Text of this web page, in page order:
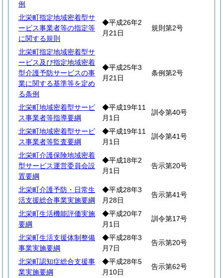
例
北栄町指定地域密着型サ
ービス事業者等の指定等
に関する規則
◆平成26年2
月21日
規則第2号
北栄町指定地域密着型サ
ービス及び指定地域密着
型介護予防サービスの事
業に関する基準等を定め
る条例
◆平成25年3
月21日
条例第2号
北栄町地域密着型サービ
ス事業者等指導要綱
◆平成19年11
月1日
訓令第40号
北栄町地域密着型サービ
ス事業者等監査要綱
◆平成19年11
月1日
訓令第41号
北栄町介護保険地域密着
型サービス運営委員会設
置要綱
◆平成18年2
月1日
告示第20号
北栄町介護予防・日常生
活支援総合事業実施要綱
◆平成28年3
月28日
告示第41号
北栄町生活機能評価実施
要綱
◆平成20年7
月1日
訓令第17号
北栄町生活支援体制整備
事業実施要綱
◆平成28年3
月7日
告示第20号
北栄町認知症総合支援事
業実施要綱
◆平成28年5
月10日
告示第62号